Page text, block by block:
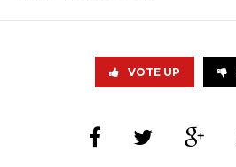
VOTE UP